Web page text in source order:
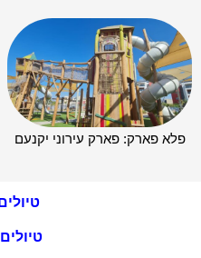
פלא פארק: פארק עירוני יקנעם